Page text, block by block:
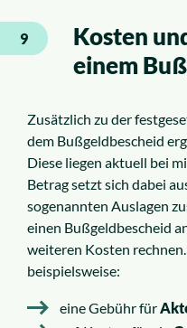
9
Kosten
einem
Zusätzlich zu der
dem Bußgeldbescheid
Diese liegen aktuell bei
Betrag setzt sich dabei
sogenannten Auslagen
einen Bußgeldbescheid
weiteren Kosten
beispielsweise:
eine Gebühr für